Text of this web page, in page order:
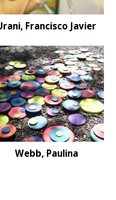
Francisco Javier
Webb, Paulina